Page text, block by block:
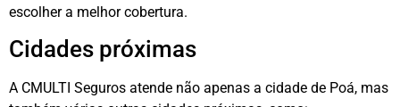
escolher a melhor cobertura.
Cidades próximas
A CMULTI Seguros atende não apenas a cidade de Poá, mas